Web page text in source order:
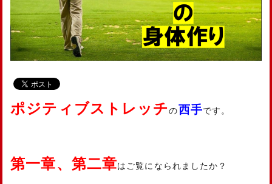
ポジティブストレッチの西手です。
第一章、第二章はご覧になられましたか？